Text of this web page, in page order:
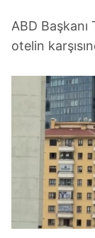
ABD
otelin